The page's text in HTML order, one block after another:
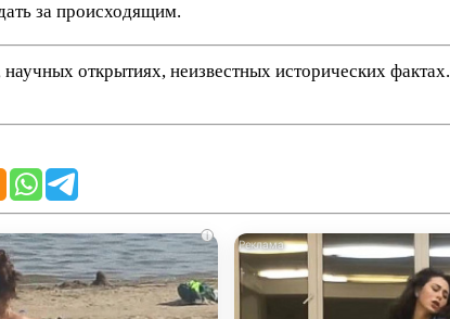
за происходящим.
открытиях, неизвестных исторических фактах.
i